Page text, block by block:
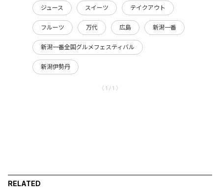
ジュース スイーツ テイクアウト
フルーツ 万代 広島 新潟一番
新潟一番全国グルメフェスティバル
新潟伊勢丹
〈 1 / 1 〉
RELATED